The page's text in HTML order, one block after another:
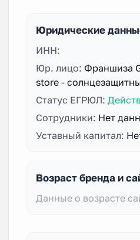
Юридические
ИНН:
Юр. лицо: Франшиза
store -
Статус ЕГРЮЛ:
Сотрудники: Нет
Уставный капитал:
Возраст бренда и
Данные о возрасте